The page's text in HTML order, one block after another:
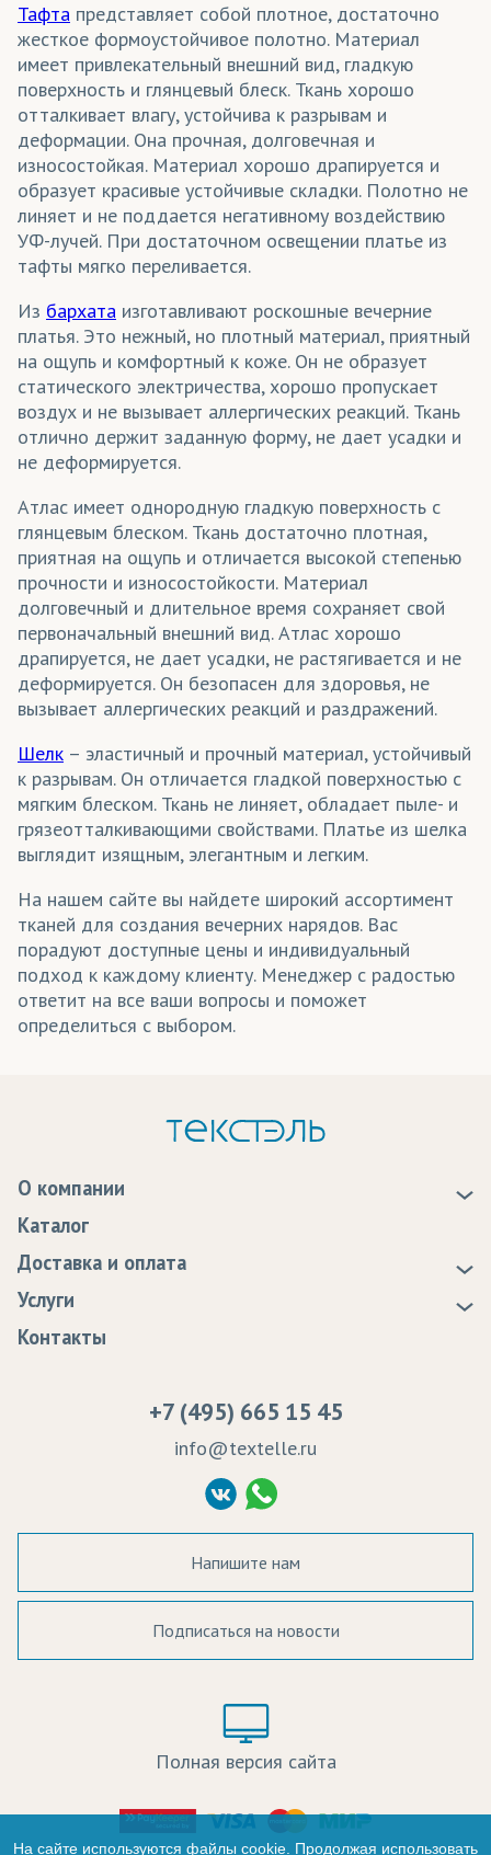
Покрывала
Портьеры
Постельное белье
Пресс воллы (бренд воллы)/ Фрейм-системы
Пуфики
Рулонные шторы
Световые конструкции
Столовый текстиль (скатерти)
Театральные декорации
Текстильные обои
Тенты для летних кафе
Уличные конструкции
Флаги
Флаги интерьерные
Флаги уличные
Флажки
Шарфы
Широкоформатное панно
Шторы
Элементы одежды
Тафта представляет собой плотное, достаточно
жесткое формоустойчивое полотно. Материал
имеет привлекательный внешний вид, гладкую
поверхность и глянцевый блеск. Ткань хорошо
отталкивает влагу, устойчива к разрывам и
деформации. Она прочная, долговечная и
износостойкая. Материал хорошо драпируется и
образует красивые устойчивые складки. Полотно не
линяет и не поддается негативному воздействию
УФ-лучей. При достаточном освещении платье из
тафты мягко переливается.
Из бархата изготавливают роскошные вечерние
платья. Это нежный, но плотный материал, приятный
на ощупь и комфортный к коже. Он не образует
статического электричества, хорошо пропускает
воздух и не вызывает аллергических реакций. Ткань
отлично держит заданную форму, не дает усадки и
не деформируется.
Атлас имеет однородную гладкую поверхность с
глянцевым блеском. Ткань достаточно плотная,
приятная на ощупь и отличается высокой степенью
прочности и износостойкости. Материал
долговечный и длительное время сохраняет свой
первоначальный внешний вид. Атлас хорошо
драпируется, не дает усадки, не растягивается и не
деформируется. Он безопасен для здоровья, не
вызывает аллергических реакций и раздражений.
Шелк – эластичный и прочный материал, устойчивый
к разрывам. Он отличается гладкой поверхностью с
мягким блеском. Ткань не линяет, обладает пыле- и
грязеотталкивающими свойствами. Платье из шелка
выглядит изящным, элегантным и легким.
На нашем сайте вы найдете широкий ассортимент
тканей для создания вечерних нарядов. Вас
порадуют доступные цены и индивидуальный
подход к каждому клиенту. Менеджер с радостью
ответит на все ваши вопросы и поможет
определиться с выбором.
О компании
Статьи
Программа лояльности
Сертификаты качества
Судебные решения
Политика Конфиденциальности
Согласие на обработку ПД
Каталог
Доставка и оплата
Доставка
Оплата
Услуги
Образцы
Контакты
+7 (495) 665 15 45
info@textelle.ru
Напишите нам
Подписаться на новости
Полная версия сайта
-
На сайте используются файлы cookie. Продолжая использовать